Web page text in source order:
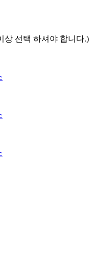
상 선택 하셔야 합니다.)